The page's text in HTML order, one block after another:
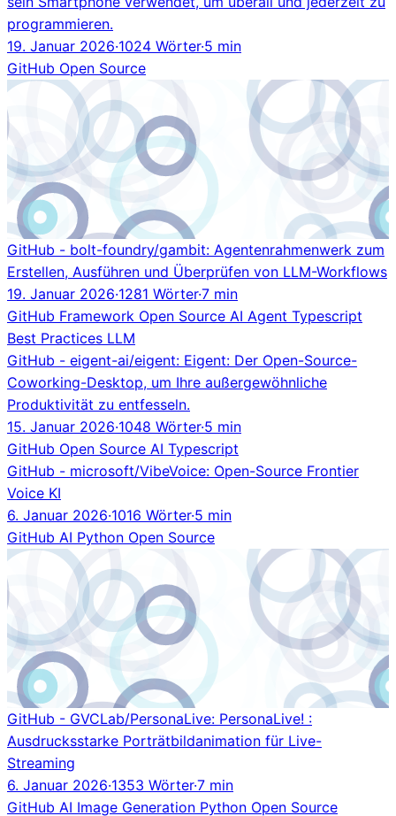
programmieren.
19. Januar 2026·1024 Wörter·5 min
GitHub Open Source
GitHub - bolt-foundry/gambit: Agentenrahmenwerk zum
Erstellen, Ausführen und Überprüfen von LLM-Workflows
19. Januar 2026·1281 Wörter·7 min
GitHub Framework Open Source AI Agent Typescript
Best Practices LLM
GitHub - eigent-ai/eigent: Eigent: Der Open-Source-
Coworking-Desktop, um Ihre außergewöhnliche
Produktivität zu entfesseln.
15. Januar 2026·1048 Wörter·5 min
GitHub Open Source AI Typescript
GitHub - microsoft/VibeVoice: Open-Source Frontier
Voice KI
6. Januar 2026·1016 Wörter·5 min
GitHub AI Python Open Source
GitHub - GVCLab/PersonaLive: PersonaLive! :
Ausdrucksstarke Porträtbildanimation für Live-
Streaming
6. Januar 2026·1353 Wörter·7 min
GitHub AI Image Generation Python Open Source